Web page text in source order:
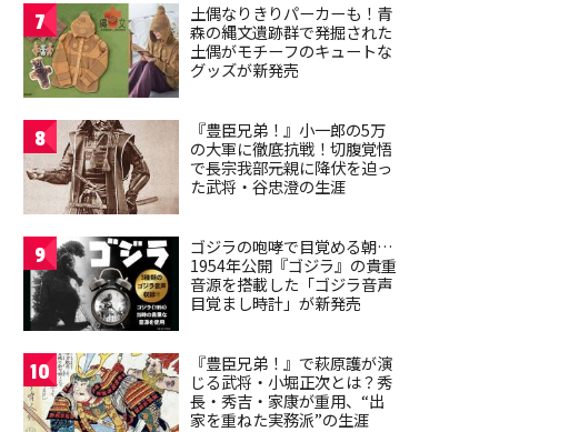
7
土偶なりきりパーカーも！青
森の縄文遺跡群で発掘された
土偶がモチーフのキュートな
グッズが新発売
8
『豊臣兄弟！』小一郎の5万
の大軍に徹底抗戦！切腹覚悟
で長宗我部元親に降伏を迫っ
た武将・谷忠澄の生涯
9
ゴジラの咆哮で目覚める朝…
1954年公開『ゴジラ』の貴重
音源を搭載した「ゴジラ音声
目覚まし時計」が新発売
10
『豊臣兄弟！』で萩原護が演
じる武将・小堀正次とは？秀
長・秀吉・家康が重用、“出
家を重ねた実務派”の生涯